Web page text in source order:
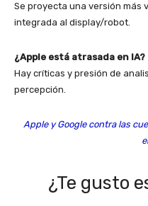
Se proyecta una versión más
integrada al display/robot.
¿Apple está atrasada en IA?
Hay críticas y presión de
percepción.
Apple y Google contra las
¿Te gusto